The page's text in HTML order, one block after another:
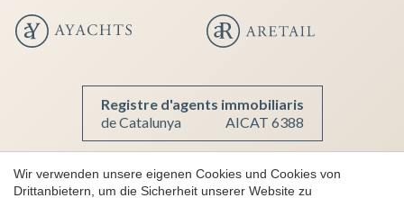
Registre d'agents immobiliaris
de Catalunya
AICAT 6388
Copyright 2026 © aProperties
Wir verwenden unsere eigenen Cookies und Cookies von
Drittanbietern, um die Sicherheit unserer Website zu